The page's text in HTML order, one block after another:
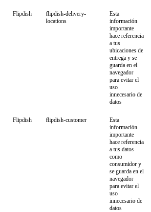
Flipdish
flipdish-delivery-
locations
Esta
información
importante
hace referencia
a tus
ubicaciones de
entrega y se
guarda en el
navegador
para evitar el
uso
innecesario de
datos
Flipdish flipdish-customer
Esta
información
importante
hace referencia
a tus datos
como
consumidor y
se guarda en el
navegador
para evitar el
uso
innecesario de
datos